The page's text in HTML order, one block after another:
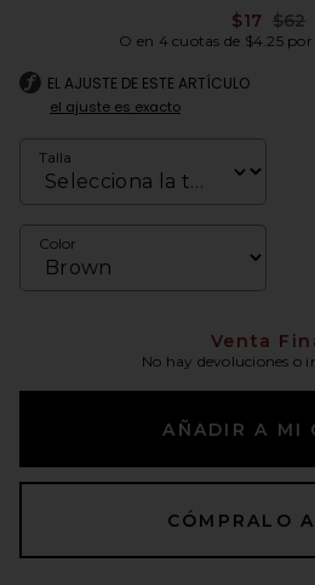
$17 $62
O en 4 cuotas de $4.25 por
EL AJUSTE DE ESTE ARTÍCULO
el ajuste es exacto
Talla
Color
Venta
No hay devoluciones o
AÑADIR A MI
CÓMPRALO